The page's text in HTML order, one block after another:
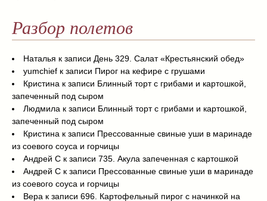
Разбор полетов
Наталья к записи День 329. Салат «Крестьянский обед»
yumchief к записи Пирог на кефире с грушами
Кристина к записи Блинный торт с грибами и картошкой,
запеченный под сыром
Людмила к записи Блинный торт с грибами и картошкой,
запеченный под сыром
Кристина к записи Прессованные свиные уши в маринаде
из соевого соуса и горчицы
Андрей С к записи 735. Акула запеченная с картошкой
Андрей С к записи Прессованные свиные уши в маринаде
из соевого соуса и горчицы
Вера к записи 696. Картофельный пирог с начинкой на